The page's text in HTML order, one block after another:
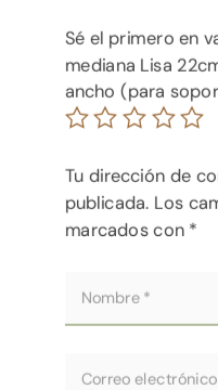
Sé el primero en
mediana Lisa
ancho (para
Tu dirección de
publicada. Los
marcados con *